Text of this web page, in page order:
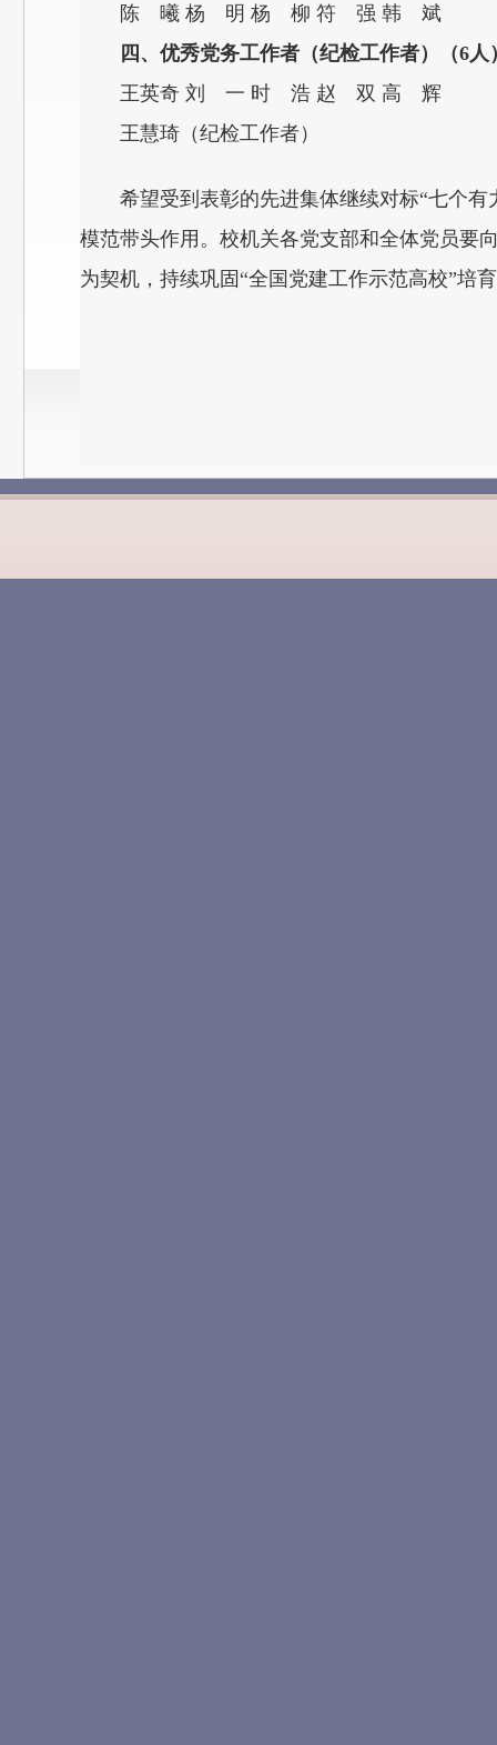
陈 曦 杨 明 杨 柳 符 强 韩 斌
四、优秀党务工作者（纪检工作者）（6人
王英奇 刘 一 时 浩 赵 双 高 辉
王慧琦（纪检工作者）
希望受到表彰的先进集体继续对标“七个
模范带头作用。校机关各党支部和全体党员要
为契机，持续巩固“全国党建工作示范高校”培